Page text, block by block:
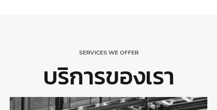
SERVICES WE OFFER
บริการของเรา